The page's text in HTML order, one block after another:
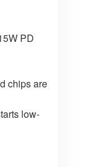
PD
chips are
low-